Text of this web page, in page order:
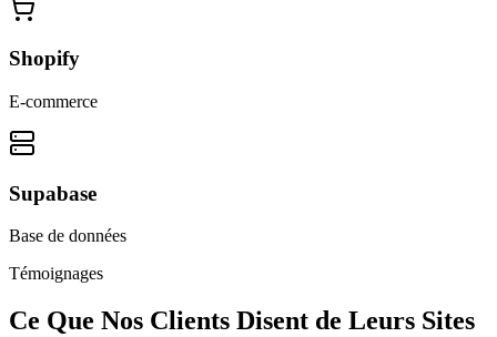
Shopify
E-commerce
Supabase
Base de données
Témoignages
Ce Que Nos Clients Disent de Leurs Sites